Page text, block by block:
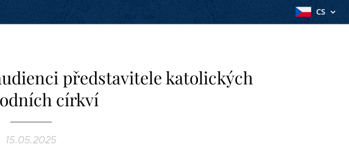
CS
představitele katolických
církví
15.05.2025